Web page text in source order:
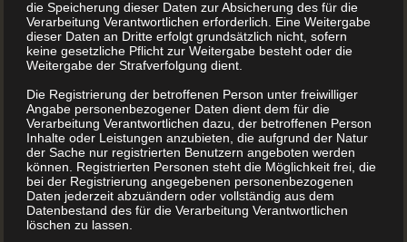
Staatspreis schönste
Bücher Österreichs
die Speicherung dieser Daten zur Absicherung des für die
Verarbeitung Verantwortlichen erforderlich. Eine Weitergabe
dieser Daten an Dritte erfolgt grundsätzlich nicht, sofern
keine gesetzliche Pflicht zur Weitergabe besteht oder die
Weitergabe der Strafverfolgung dient.
Die Registrierung der betroffenen Person unter freiwilliger
Angabe personenbezogener Daten dient dem für die
Verarbeitung Verantwortlichen dazu, der betroffenen Person
Inhalte oder Leistungen anzubieten, die aufgrund der Natur
der Sache nur registrierten Benutzern angeboten werden
können. Registrierten Personen steht die Möglichkeit frei, die
bei der Registrierung angegebenen personenbezogenen
Daten jederzeit abzuändern oder vollständig aus dem
Datenbestand des für die Verarbeitung Verantwortlichen
löschen zu lassen.